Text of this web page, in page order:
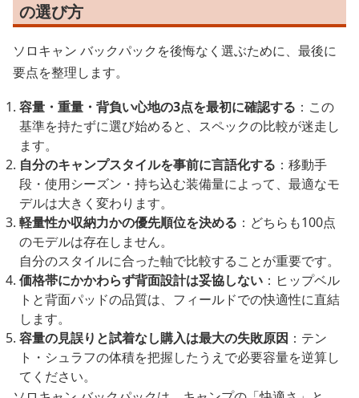
の選び方
ソロキャン バックパックを後悔なく選ぶために、最後に
要点を整理します。
容量・重量・背負い心地の3点を最初に確認する ：この
基準を持たずに選び始めると、スペックの比較が迷走し
ます。
自分のキャンプスタイルを事前に言語化する ：移動手
段・使用シーズン・持ち込む装備量によって、最適なモ
デルは大きく変わります。
軽量性か収納力かの優先順位を決める ：どちらも100点
のモデルは存在しません。
自分のスタイルに合った軸で比較することが重要です。
価格帯にかかわらず背面設計は妥協しない ：ヒップベル
トと背面パッドの品質は、フィールドでの快適性に直結
します。
容量の見誤りと試着なし購入は最大の失敗原因 ：テン
ト・シュラフの体積を把握したうえで必要容量を逆算し
てください。